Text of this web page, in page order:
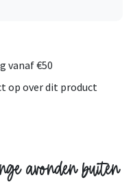
vanaf €50
op over dit product
avonden buiten